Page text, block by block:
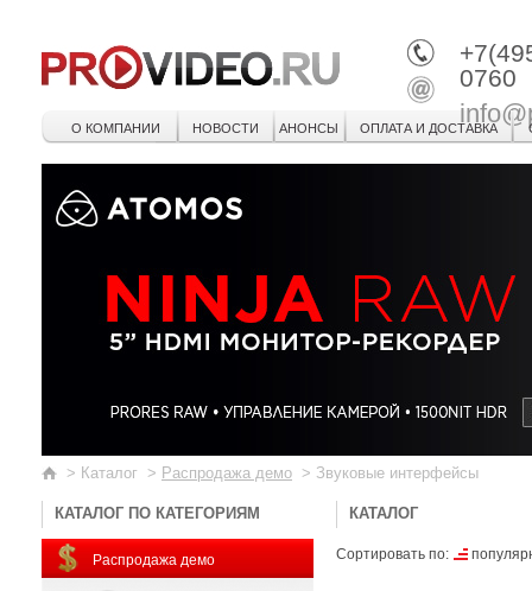
0760
О КОМПАНИИ НОВОСТИ АНОНСЫ ОПЛАТА И ДОСТАВКА
> Каталог > Распродажа демо > Звуковые интерфейсы
КАТАЛОГ ПО КАТЕГОРИЯМ
Распродажа демо
КАТАЛОГ
Сортировать по: